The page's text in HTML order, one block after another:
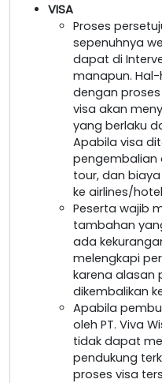
VISA
Proses
sepenuhnya
dapat di
manapun.
dengan
visa akan
yang berlaku
Apabila visa
pengembalian
tour, dan
ke airlines/
Peserta wajib
tambahan
ada
melengkapi
karena alasan
dikembalikan
Apabila
oleh PT. Viva
tidak dapat
pendukung
proses visa